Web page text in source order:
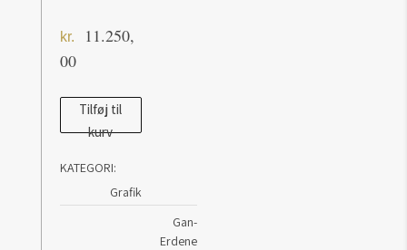
kr.
11.250,
00
Wattwanderer
antal
Tilføj til
kurv
KATEGORI:
Grafik
Gan-
Erdene